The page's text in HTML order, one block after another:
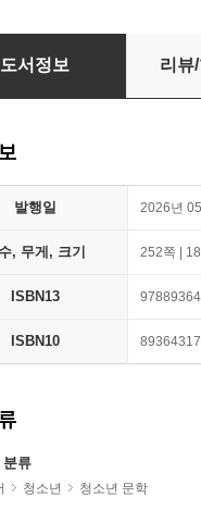
(큰글자도서)
도서정보 리뷰
발행일 2026년
, 무게, 크기 252쪽 |
ISBN13
ISBN10
분류
청소년 청소년 문학